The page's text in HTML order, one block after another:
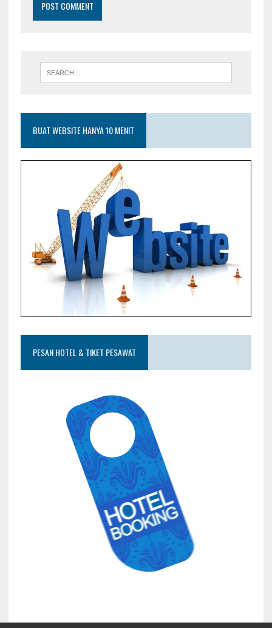
BUAT WEBSITE HANYA 10 MENIT
PESAN HOTEL & TIKET PESAWAT